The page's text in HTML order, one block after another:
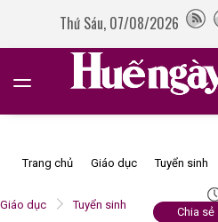
Thứ Sáu, 07/08/2026
Trang chủ Giáo dục Tuyển sinh
Giáo dục Tuyển sinh
Chia sẻ